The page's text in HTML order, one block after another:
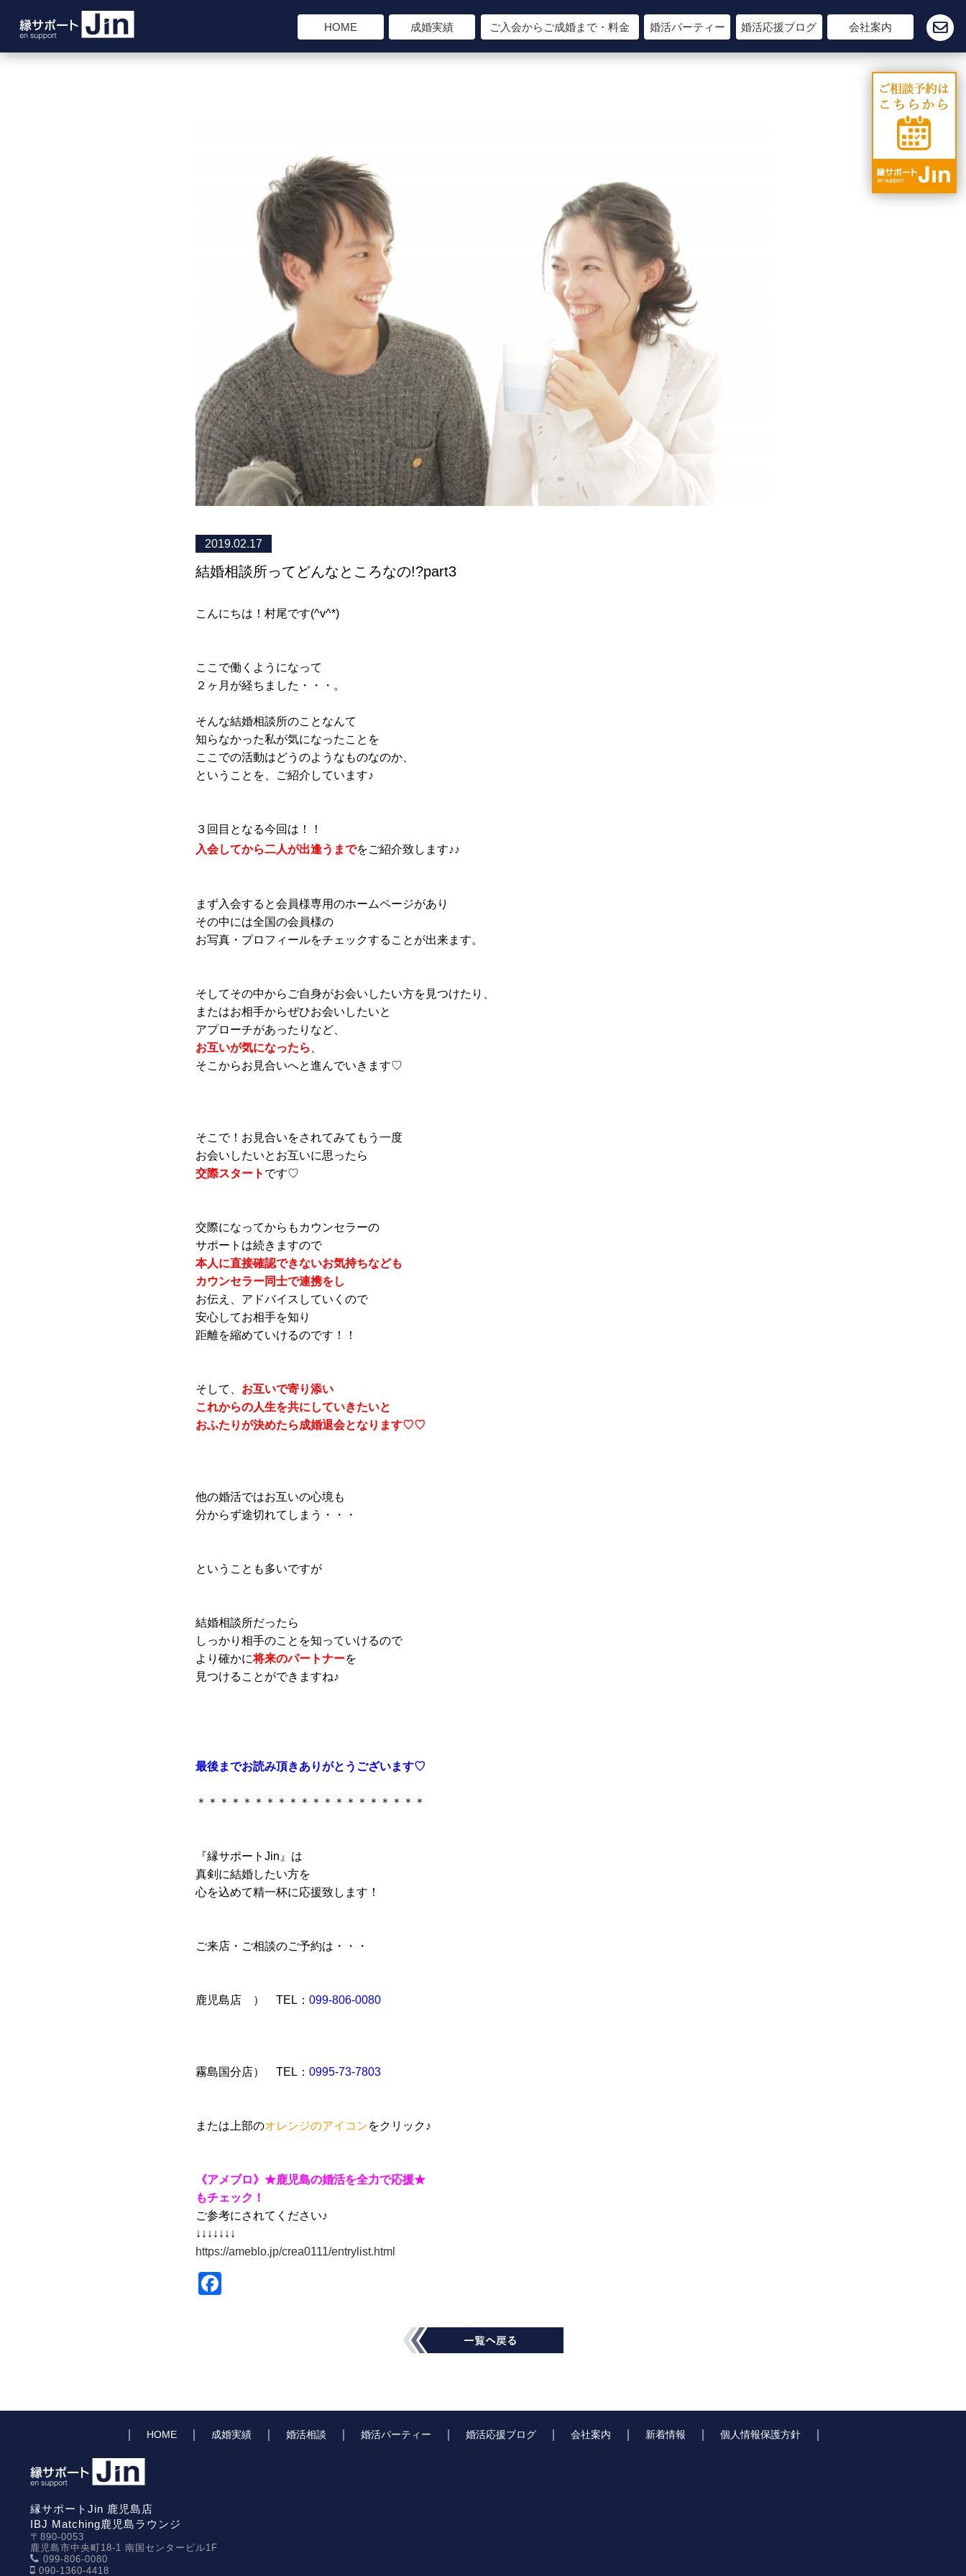
HOME 成婚実績 ご入会からご成婚まで・料金 婚活パーティー 婚活応援ブログ 会社案内
2019.02.17
結婚相談所ってどんなところなの!?part3
こんにちは！村尾です(^v^*)
ここで働くようになって
２ヶ月が経ちました・・・。
そんな結婚相談所のことなんて
知らなかった私が気になったことを
ここでの活動はどうのようなものなのか、
ということを、ご紹介しています♪
３回目となる今回は！！
入会してから二人が出逢うまでをご紹介致します♪♪
まず入会すると会員様専用のホームページがあり
その中には全国の会員様の
お写真・プロフィールをチェックすることが出来ます。
そしてその中からご自身がお会いしたい方を見つけたり、
またはお相手からぜひお会いしたいと
アプローチがあったりなど、
お互いが気になったら
そこからお見合いへと進んでいきます♡
そこで！お見合いをされてみてもう一度
お会いしたいとお互いに思ったら
交際スタート です♡
交際になってからもカウンセラーの
サポートは続きますので
本人に直接確認できないお気持ちなども
カウンセラー同士で連携をし
お伝え、アドバイスしていくので
安心してお相手を知り
距離を縮めていけるのです！！
そして、 お互いで寄り添い
これからの人生を共にしていきたいと
おふたりが決めたら成婚退会となります♡♡
他の婚活ではお互いの心境も
分からず途切れてしまう・・・
ということも多いですが
結婚相談所だったら
しっかり相手のことを知っていけるので
より確かに将来のパートナーを
見つけることができますね♪
最後までお読み頂きありがとうございます♡
＊＊＊＊＊＊＊＊＊＊＊＊＊＊＊＊＊＊＊＊
『縁サポートJin』は
真剣に結婚したい方を
心を込めて精一杯に応援致します！
ご来店・ご相談のご予約は・・・
鹿児島店 ） TEL： 099-806-0080
霧島国分店） TEL： 0995-73-7803
または上部のオレンジのアイコンをクリック♪
《アメブロ》★鹿児島の婚活を全力で応援★
もチェック！
ご参考にされてください♪
↓↓↓↓↓↓↓
https://ameblo.jp/crea0111/entrylist.html
HOME 成婚実績 婚活相談 婚活パーティー 婚活応援ブログ 会社案内 新着情報 個人情報保護方針
縁サポートJin 鹿児島店
IBJ Matching鹿児島ラウンジ
〒890-0053
鹿児島市中央町18-1 南国センタービル1F
099-806-0080
090-1360-4418